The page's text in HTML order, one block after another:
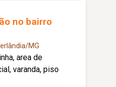
no bairro
MG
area de
varanda, piso